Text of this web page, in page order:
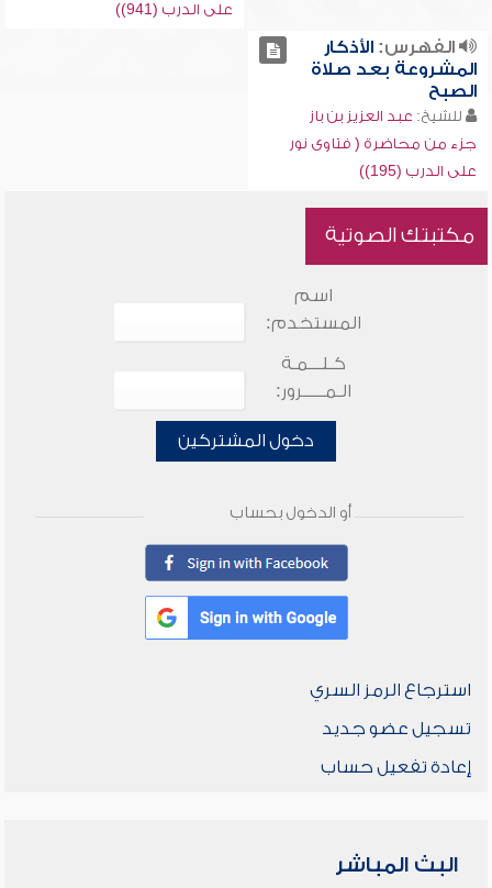
على الدرب (941))
الفهرس:الأذكار
المشروعة بعد صلاة
الصبح
للشيخ: عبد العزيز بن باز
جزء من محاضرة ( فتاوى نور
على الدرب (195))
مكتبتك الصوتية
اسم
المستخدم:
كـلـــمـة
الـمـــــرور:
دخول المشتركين
أو الدخول بحساب
استرجاع الرمز السري
تسجيل عضو جديد
إعادة تفعيل حساب
البث المباشر